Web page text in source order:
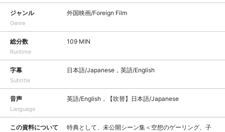
ジャンル
Genre
外国映画/Foreign Film
総分数
Runtime
109 MIN
字幕
Subtitle
日本語/Japanese，英語/English
音声
Language
英語/English，【吹替】日本語/Japanese
この資料について
特典として、未公開シーン集＜空想のゲーリング、子